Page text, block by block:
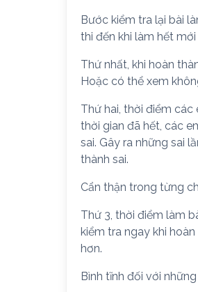
Bước kiểm tra lại bài
thi đến khi làm hết
Thứ nhất, khi hoàn
Hoặc có thể xem
Thứ hai, thời điểm các
thời gian đã hết, các
sai. Gây ra những sai
thành sai.
Cẩn thận trong từng
Thứ 3, thời điểm làm
kiểm tra ngay khi
hơn.
Bình tĩnh đối với